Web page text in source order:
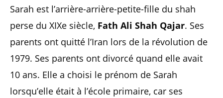
Sarah est l’arrière-arrière-petite-fille du shah
perse du XIXe siècle, Fath Ali Shah Qajar. Ses
parents ont quitté l’Iran lors de la révolution de
1979. Ses parents ont divorcé quand elle avait
10 ans. Elle a choisi le prénom de Sarah
lorsqu’elle était à l’école primaire, car ses